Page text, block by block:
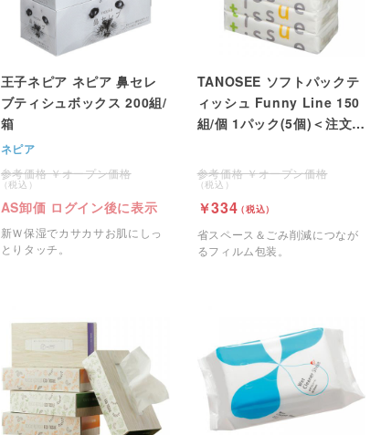
王子ネピア ネピア 鼻セレ
ブティシュボックス 200組/
箱
ネピア
オープン価格
AS卸価 ログイン後に表示
新Ｗ保湿でカサカサお肌にしっ
とりタッチ。
TANOSEE ソフトパックテ
ィッシュ Funny Line 150
組/個 1パック(5個)＜注文2
オープン価格
334
省スペース＆ごみ削減につなが
るフィルム包装。